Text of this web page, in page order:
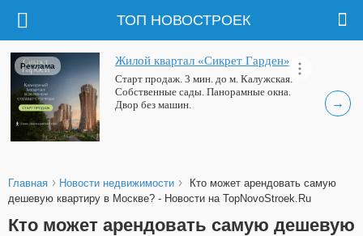
ТОП НОВОСТРОЕК
→
Жилой квартал «Сикрет Гарден»
Старт продаж. 3 мин. до м. Калужская.
Собственные сады. Панорамные окна.
Двор без машин.
Реклама
Главная › Новости недвижимости ›
Кто может арендовать самую
дешевую квартиру в Москве? - Новости на TopNovoStroek.Ru
Кто может арендовать самую дешевую